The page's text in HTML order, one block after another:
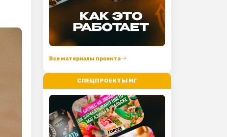
Все материалы проекта
СПЕЦПРОЕКТЫ МГ